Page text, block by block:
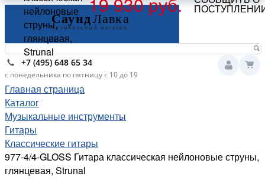
+7 (495) 648 65 34
с понедельника по пятницу с 10 до 19
Главная страница
Каталог
Музыкальные инструменты
Гитары
Классические гитары
977-4/4-GLOSS Гитара классическая нейлоновые струны,
глянцевая, Strunal
нейлоновые
струны,
глянцевая,
Strunal